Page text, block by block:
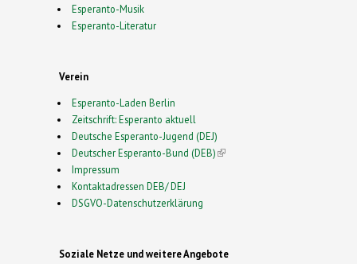
Esperanto-Musik
Esperanto-Literatur
Verein
Esperanto-Laden Berlin
Zeitschrift: Esperanto aktuell
Deutsche Esperanto-Jugend (DEJ)
Deutscher Esperanto-Bund (DEB)(link is external)
Impressum
Kontaktadressen DEB/ DEJ
DSGVO-Datenschutzerklärung
Soziale Netze und weitere Angebote